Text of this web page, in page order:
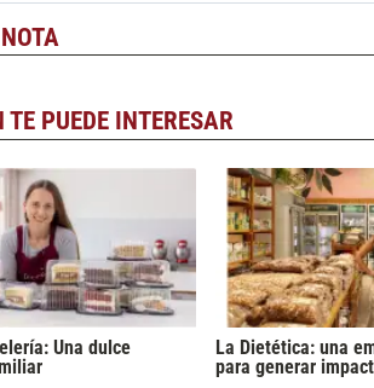
PUEDE INTERESAR
Una dulce
La Dietética: una
para generar